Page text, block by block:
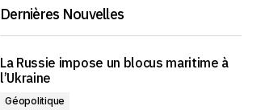
Dernières Nouvelles
La Russie impose un blocus maritime à
l’Ukraine
Géopolitique